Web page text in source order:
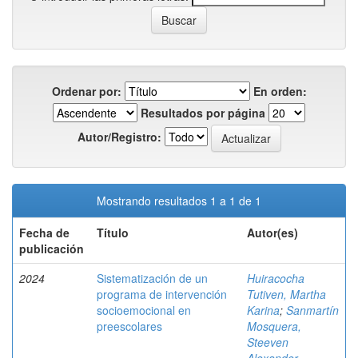
Ordenar por:
En orden:
Resultados por página
Autor/Registro:
Mostrando resultados 1 a 1 de 1
Fecha de
publicación
Título Autor(es)
2024
Sistematización de un
programa de intervención
socioemocional en
preescolares
Huiracocha
Tutiven, Martha
Karina; Sanmartín
Mosquera,
Steeven